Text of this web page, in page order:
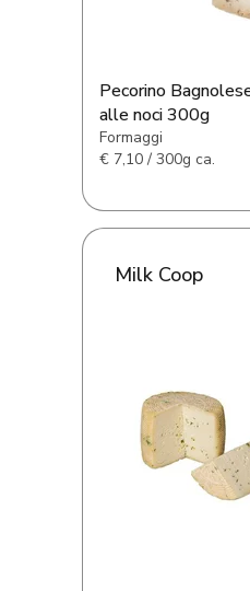
Pecorino
alle noci 300g
Formaggi
€ 7,10 / 300g ca.
Milk Coop